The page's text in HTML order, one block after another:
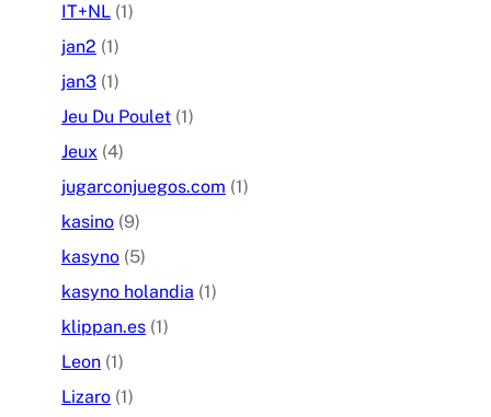
IT+NL (1)
jan2 (1)
jan3 (1)
Jeu Du Poulet (1)
Jeux (4)
jugarconjuegos.com (1)
kasino (9)
kasyno (5)
kasyno holandia (1)
klippan.es (1)
Leon (1)
Lizaro (1)